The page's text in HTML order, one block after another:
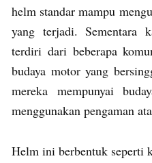
helm standar mampu
yang terjadi. Sementara
terdiri dari beberapa
budaya motor yang
mereka mempunyai
menggunakan pengaman
Helm ini berbentuk seperti